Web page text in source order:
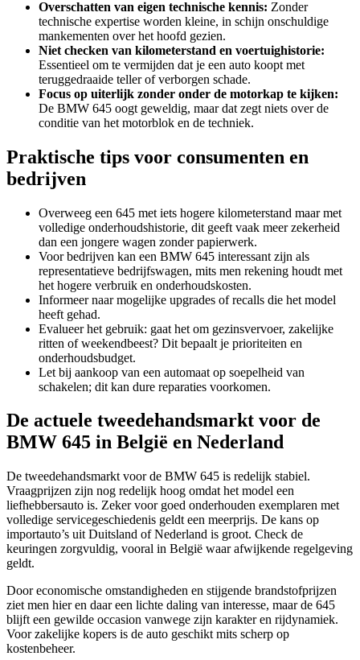
Overschatten van eigen technische kennis: Zonder
technische expertise worden kleine, in schijn onschuldige
mankementen over het hoofd gezien.
Niet checken van kilometerstand en voertuighistorie:
Essentieel om te vermijden dat je een auto koopt met
teruggedraaide teller of verborgen schade.
Focus op uiterlijk zonder onder de motorkap te kijken:
De BMW 645 oogt geweldig, maar dat zegt niets over de
conditie van het motorblok en de techniek.
Praktische tips voor consumenten en
bedrijven
Overweeg een 645 met iets hogere kilometerstand maar met
volledige onderhoudshistorie, dit geeft vaak meer zekerheid
dan een jongere wagen zonder papierwerk.
Voor bedrijven kan een BMW 645 interessant zijn als
representatieve bedrijfswagen, mits men rekening houdt met
het hogere verbruik en onderhoudskosten.
Informeer naar mogelijke upgrades of recalls die het model
heeft gehad.
Evalueer het gebruik: gaat het om gezinsvervoer, zakelijke
ritten of weekendbeest? Dit bepaalt je prioriteiten en
onderhoudsbudget.
Let bij aankoop van een automaat op soepelheid van
schakelen; dit kan dure reparaties voorkomen.
De actuele tweedehandsmarkt voor de
BMW 645 in België en Nederland
De tweedehandsmarkt voor de BMW 645 is redelijk stabiel.
Vraagprijzen zijn nog redelijk hoog omdat het model een
liefhebbersauto is. Zeker voor goed onderhouden exemplaren met
volledige servicegeschiedenis geldt een meerprijs. De kans op
importauto’s uit Duitsland of Nederland is groot. Check de
keuringen zorgvuldig, vooral in België waar afwijkende regelgeving
geldt.
Door economische omstandigheden en stijgende brandstofprijzen
ziet men hier en daar een lichte daling van interesse, maar de 645
blijft een gewilde occasion vanwege zijn karakter en rijdynamiek.
Voor zakelijke kopers is de auto geschikt mits scherp op
kostenbeheer.